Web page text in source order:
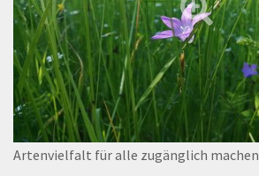
Artenvielfalt für alle zugänglich machen